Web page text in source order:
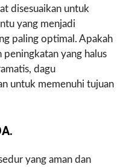
disesuaikan untuk
yang menjadi
paling optimal. Apakah
yang halus
dagu
untuk memenuhi tujuan
yang aman dan